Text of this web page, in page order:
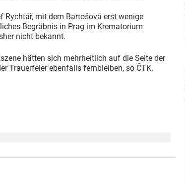
Rychtář, mit dem Bartošová erst wenige
Begräbnis in Prag im Krematorium
nicht bekannt.
hätten sich mehrheitlich auf die Seite der
Trauerfeier ebenfalls fernbleiben, so ČTK.